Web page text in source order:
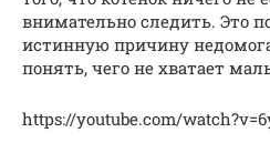
внимательно следить. Это
истинную причину
понять, чего не хватает
https://youtube.com/